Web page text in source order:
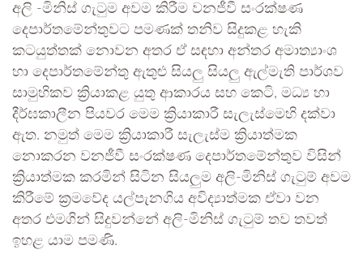
අලි -මිනිස් ගැටුම අවම කිරීම වනජීවී සංරක්ෂණ
දෙපාර්තමේන්තුවට පමණක් තනිව සිදුකළ හැකි
කටයුත්තක් නොවන අතර ඒ සඳහා අන්තර අමාත්‍යාංශ
හා දෙපාර්තමේන්තු ඇතුළු සියලු සියලු ඇල්මැති පාර්ශව
සාමුහිකව ක්‍රියාකළ යුතු ආකාරය සහ කෙටි, මධ්‍ය හා
දීර්ඝකාලීන පියවර මෙම ක්‍රියාකාරී සැලැස්මෙහි දක්වා
ඇත. නමුත් මෙම ක්‍රියාකාරී සැලැස්ම ක්‍රියාත්මක
නොකරන වනජීවී සංරක්ෂණ දෙපාර්තමේන්තුව විසින්
ක්‍රියාත්මක කරමින් සිටින සියලුම අලි-මිනිස් ගැටුම් අවම
කිරීමේ ක්‍රමවේද යල්පැනගිය අවිද්‍යාත්මක ඒවා වන
අතර එමගින් සිදුවන්නේ අලි-මිනිස් ගැටුම් තව තවත්
ඉහළ යාම පමණි.